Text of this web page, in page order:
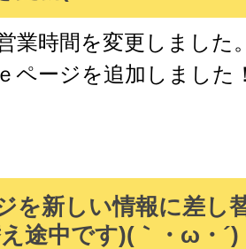
業時間を変更しました
ページを追加しました
を新しい情報に差し
途中です)(｀・ω・´)